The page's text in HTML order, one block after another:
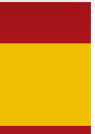
Nutzung der Dienste